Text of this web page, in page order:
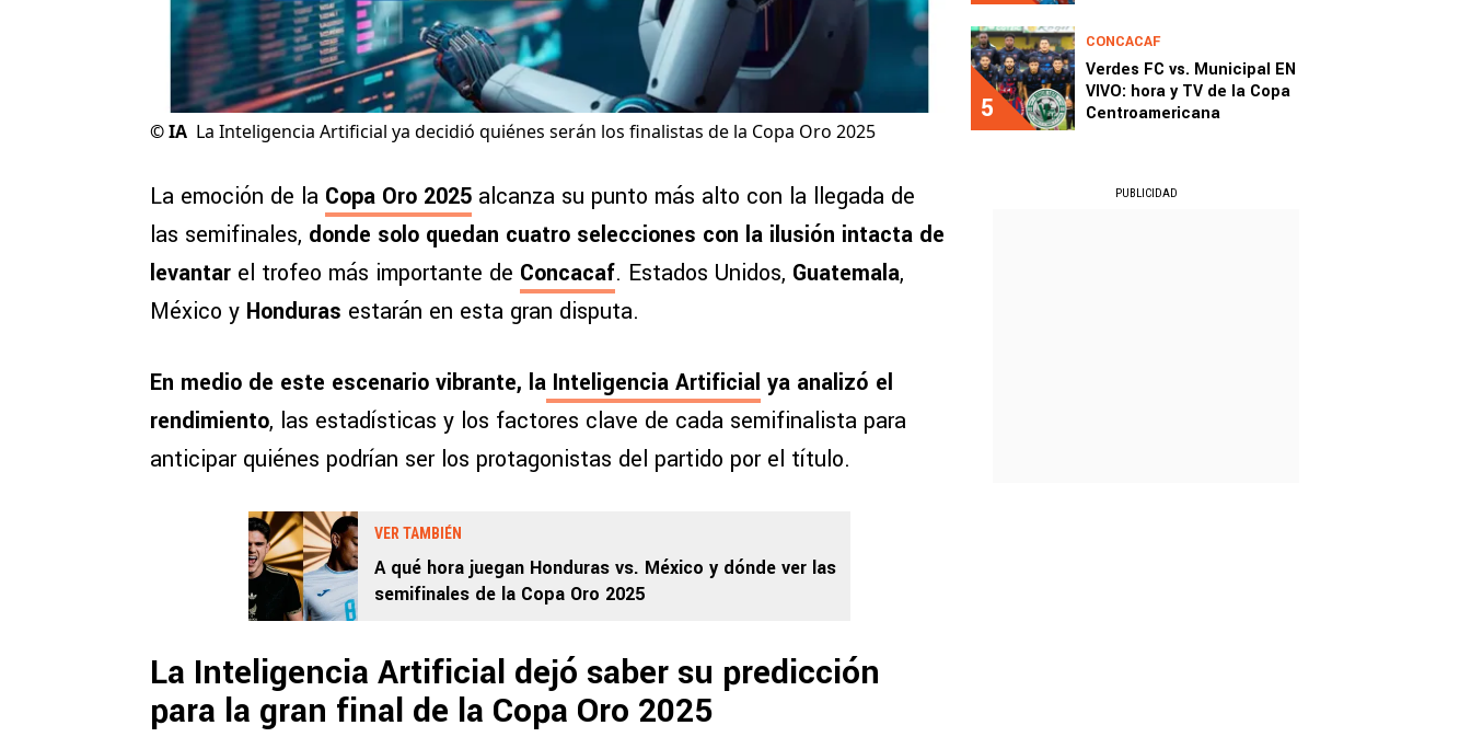
©IA La Inteligencia Artificial ya decidió quiénes serán los finalistas de la Copa Oro 2025
La emoción de la Copa Oro 2025 alcanza su punto más alto con la llegada de
las semifinales, donde solo quedan cuatro selecciones con la ilusión intacta de
levantar el trofeo más importante de Concacaf. Estados Unidos, Guatemala,
México y Honduras estarán en esta gran disputa.
En medio de este escenario vibrante, la Inteligencia Artificial ya analizó el
rendimiento, las estadísticas y los factores clave de cada semifinalista para
anticipar quiénes podrían ser los protagonistas del partido por el título.
VER TAMBIÉN
A qué hora juegan Honduras vs. México y dónde ver las
semifinales de la Copa Oro 2025
La Inteligencia Artificial dejó saber su predicción
para la gran final de la Copa Oro 2025
5
CONCACAF
Verdes FC vs. Municipal EN
VIVO: hora y TV de la Copa
Centroamericana
PUBLICIDAD